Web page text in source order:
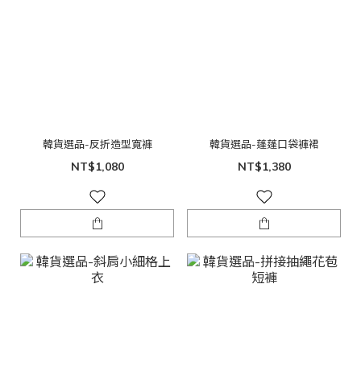
韓貨選品-反折造型寬褲
NT$1,080
韓貨選品-蓬蓬口袋褲裙
NT$1,380